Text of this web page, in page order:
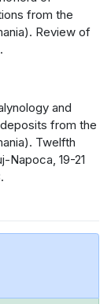
from the
Review of
and
from the
Twelfth
Napoca, 19-21